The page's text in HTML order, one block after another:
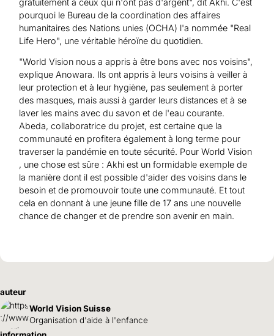
gratuitement à ceux qui n'ont pas d'argent", dit Akhi. C'est
pourquoi le Bureau de la coordination des affaires
humanitaires des Nations unies (OCHA) l'a nommée "Real
Life Hero", une véritable héroïne du quotidien.
"World Vision nous a appris à être bons avec nos voisins",
explique Anowara. Ils ont appris à leurs voisins à veiller à
leur protection et à leur hygiène, pas seulement à porter
des masques, mais aussi à garder leurs distances et à se
laver les mains avec du savon et de l'eau courante.
Abeda, collaboratrice du projet, est certaine que la
communauté en profitera également à long terme pour
traverser la pandémie en toute sécurité. Pour World Vision
, une chose est sûre : Akhi est un formidable exemple de
la manière dont il est possible d'aider des voisins dans le
besoin et de promouvoir toute une communauté. Et tout
cela en donnant à une jeune fille de 17 ans une nouvelle
chance de changer et de prendre son avenir en main.
auteur
World Vision Suisse
Organisation d'aide à l'enfance